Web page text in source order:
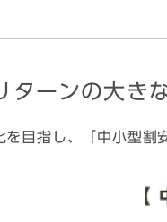
ターンの大き
目指し、「中小型割